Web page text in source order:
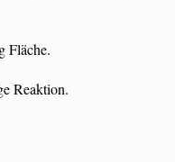
Fläche.
Reaktion.